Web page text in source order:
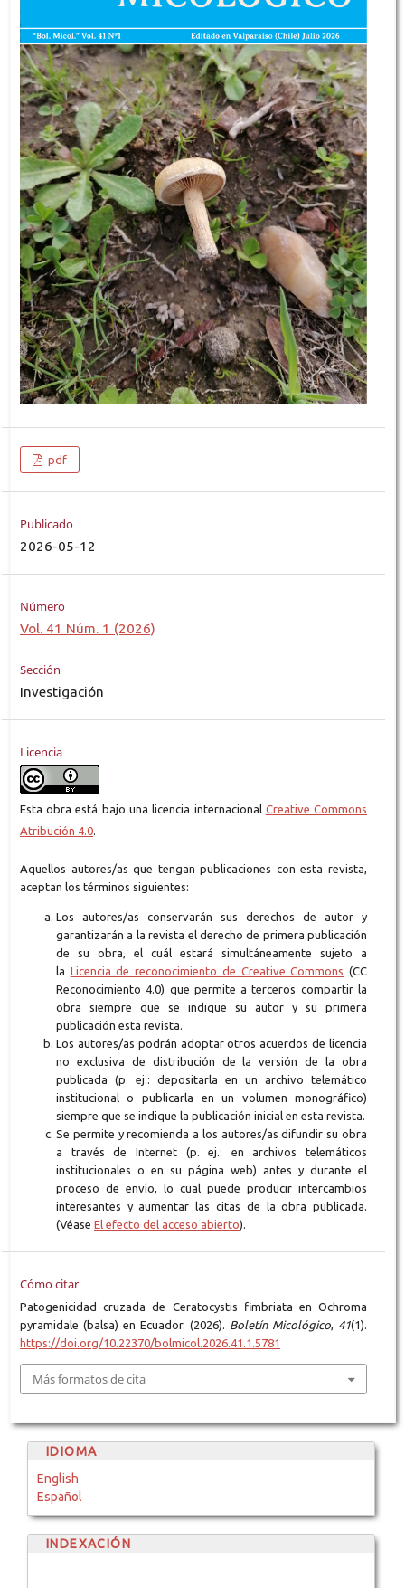
pdf
Publicado
2026-05-12
Número
Vol. 41 Núm. 1 (2026)
Sección
Investigación
Licencia
Esta obra está bajo una licencia internacional Creative Commons
Atribución 4.0.
Aquellos autores/as que tengan publicaciones con esta revista,
aceptan los términos siguientes:
Los autores/as conservarán sus derechos de autor y
garantizarán a la revista el derecho de primera publicación
de su obra, el cuál estará simultáneamente sujeto a
la Licencia de reconocimiento de Creative Commons (CC
Reconocimiento 4.0) que permite a terceros compartir la
obra siempre que se indique su autor y su primera
publicación esta revista.
Los autores/as podrán adoptar otros acuerdos de licencia
no exclusiva de distribución de la versión de la obra
publicada (p. ej.: depositarla en un archivo telemático
institucional o publicarla en un volumen monográfico)
siempre que se indique la publicación inicial en esta revista.
Se permite y recomienda a los autores/as difundir su obra
a través de Internet (p. ej.: en archivos telemáticos
institucionales o en su página web) antes y durante el
proceso de envío, lo cual puede producir intercambios
interesantes y aumentar las citas de la obra publicada.
(Véase El efecto del acceso abierto).
Cómo citar
Patogenicidad cruzada de Ceratocystis fimbriata en Ochroma
pyramidale (balsa) en Ecuador. (2026). Boletín Micológico, 41(1).
https://doi.org/10.22370/bolmicol.2026.41.1.5781
Más formatos de cita
IDIOMA
English
Español
INDEXACIÓN